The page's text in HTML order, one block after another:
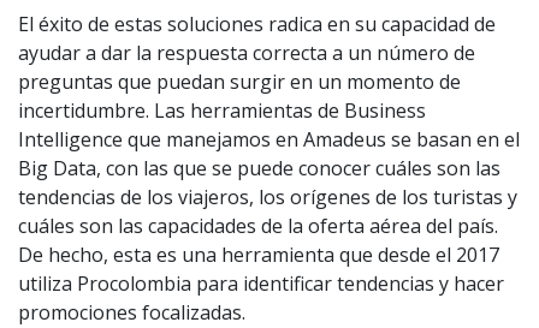
El éxito de estas soluciones radica en su capacidad de
ayudar a dar la respuesta correcta a un número de
preguntas que puedan surgir en un momento de
incertidumbre. Las herramientas de Business
Intelligence que manejamos en Amadeus se basan en el
Big Data, con las que se puede conocer cuáles son las
tendencias de los viajeros, los orígenes de los turistas y
cuáles son las capacidades de la oferta aérea del país.
De hecho, esta es una herramienta que desde el 2017
utiliza Procolombia para identificar tendencias y hacer
promociones focalizadas.